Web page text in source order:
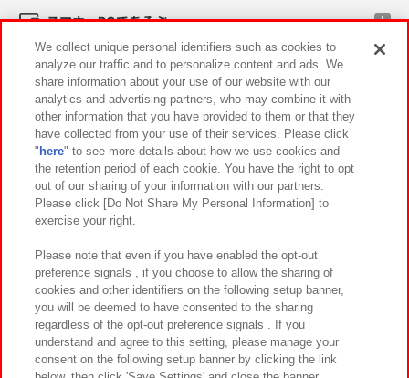
スマホ・PCであそぶ
イベント・キャンペーン
関連会社 サステナビリティ サイトポリシー
プライバシーポリシー ウェブアクセシビリティ方針と検証結果
お取引先さまとともに
カスタマーハラスメント対応方針 よくあるご質問・お問い合わせ
We collect unique personal identifiers such as cookies to
analyze our traffic and to personalize content and ads. We
share information about your use of our website with our
analytics and advertising partners, who may combine it with
other information that you have provided to them or that they
have collected from your use of their services. Please click
" here" to see more details about how we use cookies and
the retention period of each cookie. You have the right to opt
out of our sharing of your information with our partners.
Please click [Do Not Share My Personal Information] to
exercise your right.
Please note that even if you have enabled the opt-out
preference signals , if you choose to allow the sharing of
cookies and other identifiers on the following setup banner,
you will be deemed to have consented to the sharing
regardless of the opt-out preference signals . If you
understand and agree to this setting, please manage your
consent on the following setup banner by clicking the link